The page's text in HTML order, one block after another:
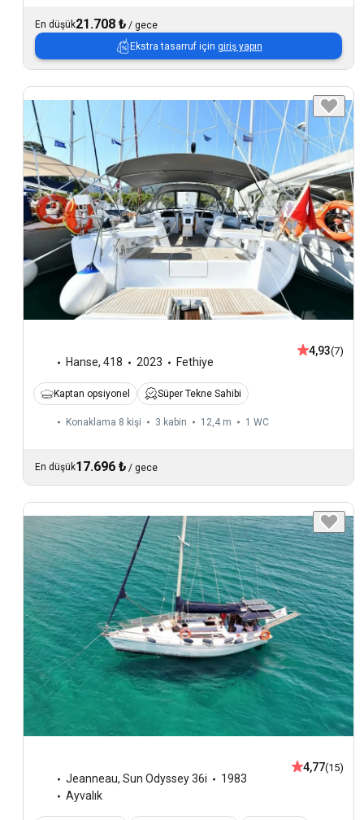
En düşük21.708 ₺ / gece
Ekstra tasarruf için giriş yapın
Hanse, 418 2023 Fethiye
4,93(7)
Kaptan opsiyonel Süper Tekne Sahibi
Konaklama 8 kişi 3 kabin 12,4 m 1 WC
En düşük17.696 ₺ / gece
Jeanneau, Sun Odyssey 36i
1983
Ayvalık
4,77(15)